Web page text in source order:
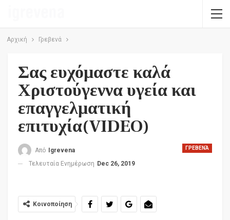
Αρχική Γρεβενά
Σας ευχόμαστε καλά
Χριστούγεννα υγεία και
επαγγελματική
επιτυχία(VIDEO)
ΓΡΕΒΕΝΆ
Από Igrevena
Τελευταία Ενημέρωση Dec 26, 2019
Κοινοποίηση